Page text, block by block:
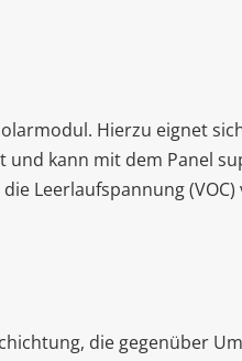
Hierzu eignet
und kann mit dem Panel
Leerlaufspannung
die gegenüber